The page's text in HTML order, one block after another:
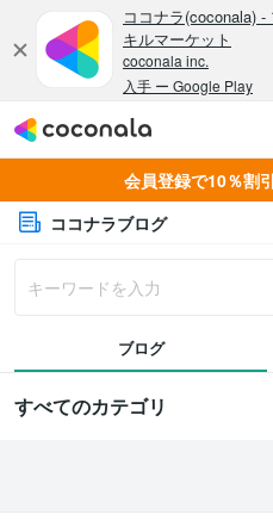
会員登録で10％割
ココナラブログ
ブログ
すべてのカテゴリ